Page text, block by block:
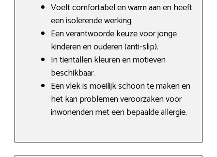
Voelt comfortabel en warm aan en heeft
een isolerende werking.
Een verantwoorde keuze voor jonge
kinderen en ouderen (anti-slip).
In tientallen kleuren en motieven
beschikbaar.
Een vlek is moeilijk schoon te maken en
het kan problemen veroorzaken voor
inwonenden met een bepaalde allergie.